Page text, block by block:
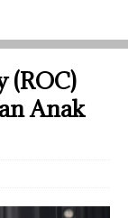
(ROC)
Anak